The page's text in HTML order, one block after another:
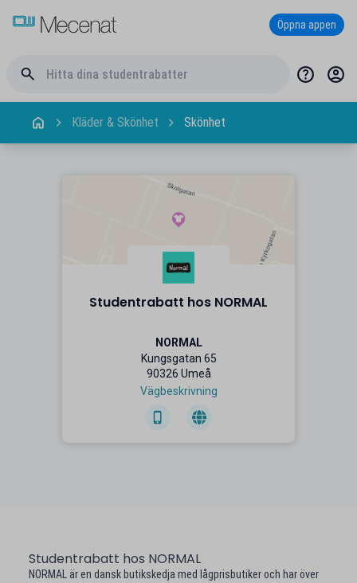
Öppna appen
Kläder & Skönhet Skönhet
Studentrabatt hos NORMAL
NORMAL
Kungsgatan 65
90326 Umeå
Vägbeskrivning
Studentrabatt hos NORMAL
NORMAL är en dansk butikskedja med lågprisbutiker och har över